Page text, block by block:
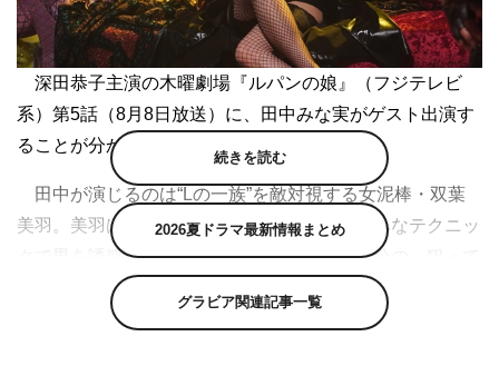
深田恭子主演の木曜劇場『ルパンの娘』（フジテレビ
系）第5話（8月8日放送）に、田中みな実がゲスト出演す
ることが分かった。
田中が演じるのは“Lの一族”を敵対視する女泥棒・双葉
美羽。美羽は、甘い言葉とパンチラという巧みなテクニッ
クで男を誘惑して金品を奪う泥棒。しかし自分の、狙って
いた獲物をことごとく“Lの一族”に横取りされていらだち
を隠せず、復讐のため“Lの一族”の情報を探っているとい
続きを読む
2026夏ドラマ最新情報まとめ
グラビア関連記事一覧